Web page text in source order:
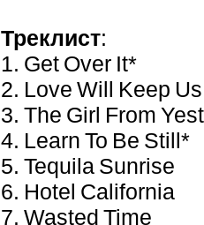
Треклист:
1. Get Over It*
2. Love Will Keep
3. The Girl From
4. Learn To Be Still*
5. Tequila Sunrise
6. Hotel California
7. Wasted Time